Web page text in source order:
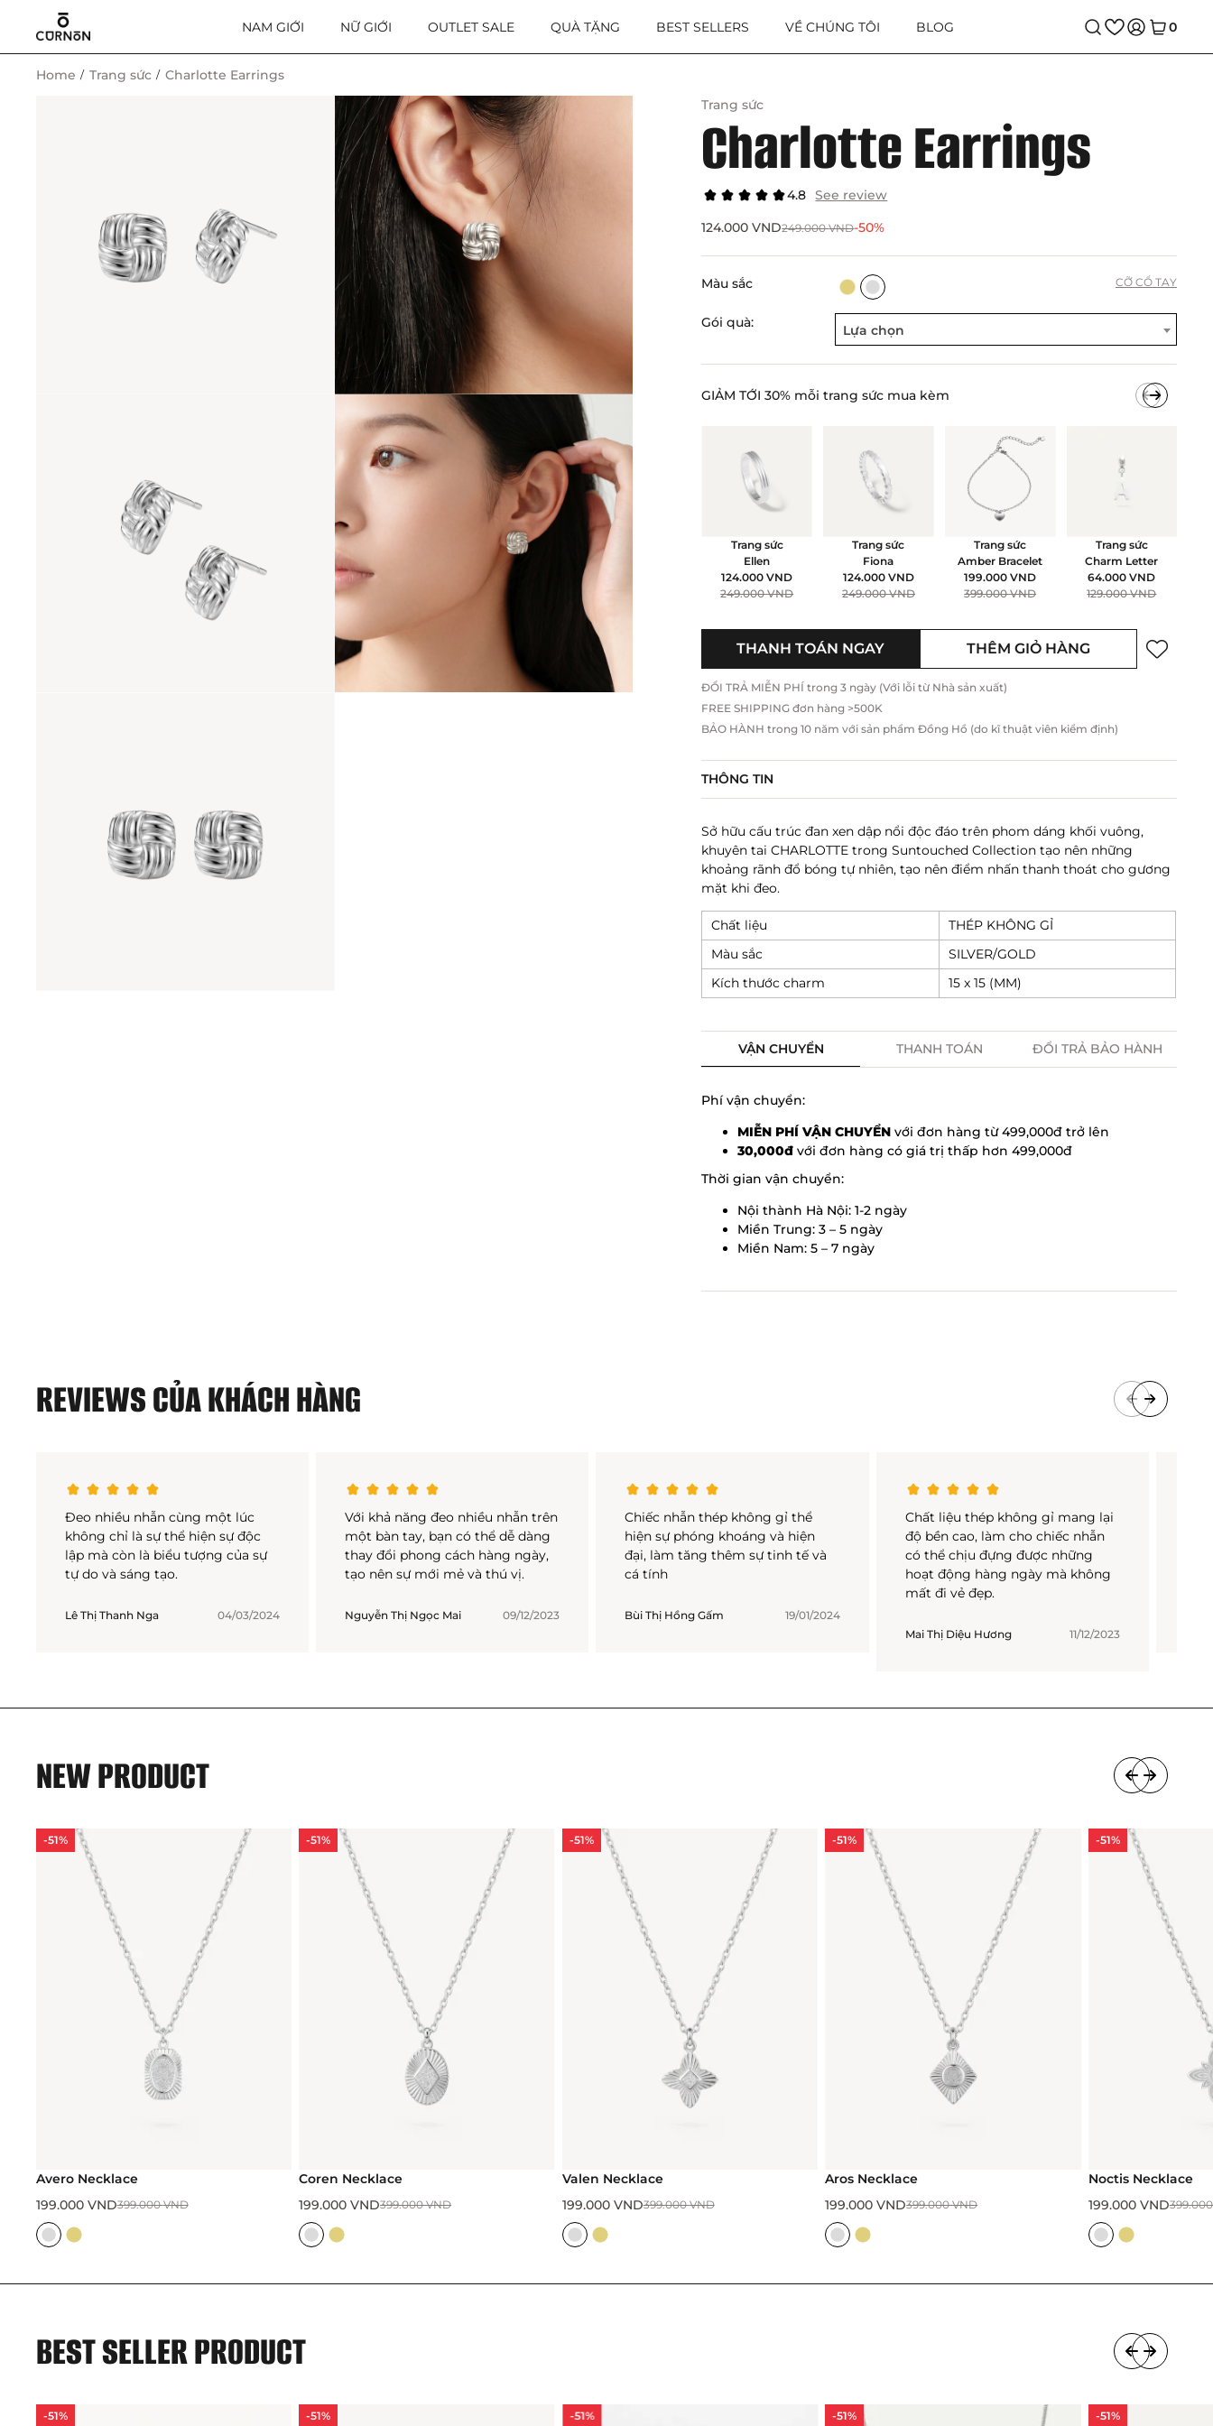
NAM GIỚI NỮ GIỚI OUTLET SALE QUÀ TẶNG BEST SELLERS VỀ CHÚNG TÔI BLOG 0
Home Trang sức
Charlotte Earrings
Trang sức
Charlotte Earrings
4.8 See review
249.000VND
124.000VND -50%
Màu sắc CỠ CỔ TAY
Gói quà: Lựa chọn
GIẢM TỚI 30% mỗi trang sức mua kèm
Trang sức
Ellen
249.000VND
124.000VND
Trang sức
Fiona
249.000VND
124.000 VND
Trang sức
Amber Bracelet
399.000VND
199.000VND
Trang sức
Charm Letter
129.000VND
64.000VND
THANH TOÁN NGAY THÊM GIỎ HÀNG
ĐỔI TRẢ MIỄN PHÍ trong 3 ngày (Với lỗi từ Nhà sản xuất)
FREE SHIPPING đơn hàng >500K
BẢO HÀNH trong 10 năm với sản phẩm Đồng Hồ (do kĩ thuật viên kiểm định)
THÔNG TIN
Sở hữu cấu trúc đan xen dập nổi độc đáo trên phom dáng khối vuông,
khuyên taiCHARLOTTE trong Suntouched Collectiontạo nên những
khoảng rãnh đổ bóng tự nhiên, tạo nên điểm nhấn thanh thoát cho gương
mặt khi đeo.
Chất liệu
THÉP KHÔNG GỈ
Màu sắc
SILVER/GOLD
Kích thước charm
15 x 15 (MM)
VẬN CHUYỂN THANH TOÁN ĐỔI TRẢ BẢO HÀNH
Phí vận chuyển:
MIỄN PHÍ VẬN CHUYỂN với đơn hàng từ 499,000đ trở lên
30,000đ với đơn hàng có giá trị thấp hơn 499,000đ
Thời gian vận chuyển:
Nội thành Hà Nội: 1-2 ngày
Miền Trung: 3 – 5 ngày
Miền Nam: 5 – 7 ngày
REVIEWS CỦA KHÁCH HÀNG
Đeo nhiều nhẫn cùng một lúc
không chỉ là sự thể hiện sự độc
lập mà còn là biểu tượng của sự
tự do và sáng tạo.
Lê Thị Thanh Nga 04/03/2024
Với khả năng đeo nhiều nhẫn trên
một bàn tay, bạn có thể dễ dàng
thay đổi phong cách hàng ngày,
tạo nên sự mới mẻ và thú vị.
Nguyễn Thị Ngọc Mai 09/12/2023
Chiếc nhẫn thép không gỉ thể
hiện sự phóng khoáng và hiện
đại, làm tăng thêm sự tinh tế và
cá tính
Bùi Thị Hồng Gấm 19/01/2024
Chất liệu thép không gỉ mang lại
độ bền cao, làm cho chiếc nhẫn
có thể chịu đựng được những
hoạt động hàng ngày mà không
mất đi vẻ đẹp.
Mai Thị Diệu Hương 11/12/2023
NEW PRODUCT
Necklace
399.000VND
VND
-51%
Coren Necklace
399.000VND
VND
-51%
Valen Necklace
399.000VND
VND
-51%
Aros Necklace
399.000VND
VND
-51%
Noctis Necklace
399.000VND
VND
BEST SELLER PRODUCT
-51%